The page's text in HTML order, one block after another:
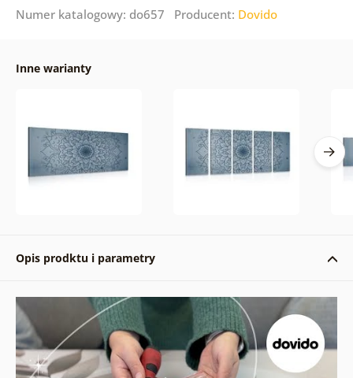
Numer katalogowy: do657 Producent: Dovido
Inne warianty
Opis prodktu i parametry